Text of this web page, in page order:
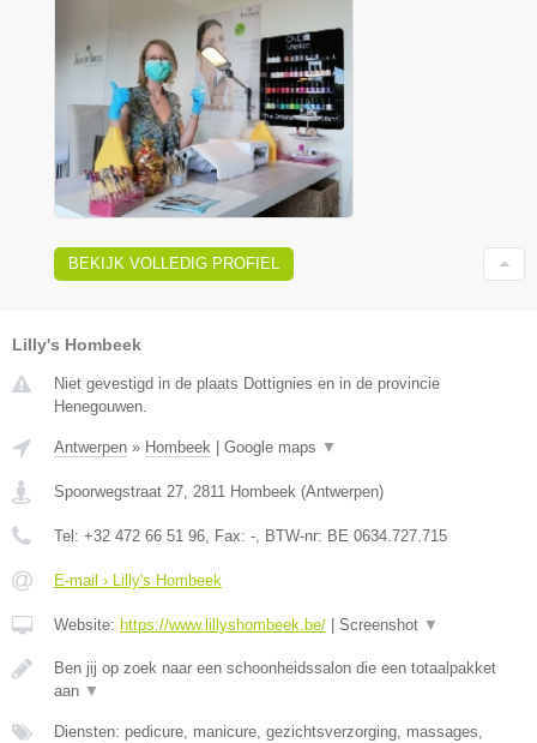
BEKIJK VOLLEDIG PROFIEL
Lilly's Hombeek
Niet gevestigd in de plaats Dottignies en in de provincie
Henegouwen.
Antwerpen » Hombeek Google maps ▼
Spoorwegstraat 27, 2811 Hombeek (Antwerpen)
Tel: +32 472 66 51 96, Fax: -, BTW-nr: BE 0634.727.715
E-mail › Lilly's Hombeek
Website: https://www.lillyshombeek.be/ Screenshot ▼
Ben jij op zoek naar een schoonheidssalon die een totaalpakket
aan ▼
Diensten: pedicure, manicure, gezichtsverzorging, massages,